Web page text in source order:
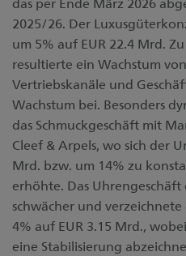
2025/26. Der
um 5% auf EUR 22.4 Mrd.
resultierte ein Wachstum
Vertriebskanäle und
Wachstum bei. Besonders
das Schmuckgeschäft mit
Cleef & Arpels, wo sich der
Mrd. bzw. um 14% zu
erhöhte. Das
schwächer und
4% auf EUR 3.15 Mrd.,
eine Stabilisierung